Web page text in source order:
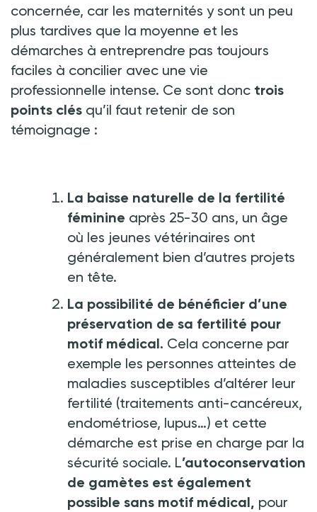
concernée, car les maternités y sont un peu
plus tardives que la moyenne et les
démarches à entreprendre pas toujours
faciles à concilier avec une vie
professionnelle intense. Ce sont donc trois
points clés qu’il faut retenir de son
témoignage :
La baisse naturelle de la fertilité
féminine après 25-30 ans, un âge
où les jeunes vétérinaires ont
généralement bien d’autres projets
en tête.
La possibilité de bénéficier d’une
préservation de sa fertilité pour
motif médical. Cela concerne par
exemple les personnes atteintes de
maladies susceptibles d’altérer leur
fertilité (traitements anti-cancéreux,
endométriose, lupus…) et cette
démarche est prise en charge par la
sécurité sociale. L’autoconservation
de gamètes est également
possible sans motif médical, pour